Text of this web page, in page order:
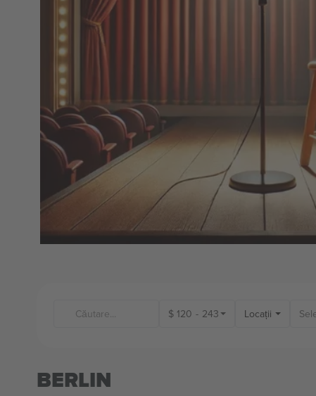
$ 120 - 243 Locații
BERLIN